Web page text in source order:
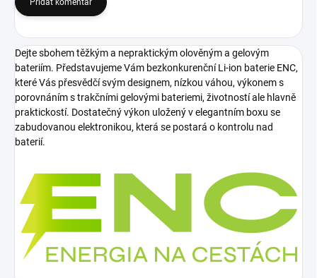
Přidat komentář
Dejte sbohem těžkým a nepraktickým olověným a gelovým
bateriím. Představujeme Vám bezkonkurenční Li-ion baterie ENC,
které Vás přesvědčí svým designem, nízkou váhou, výkonem s
porovnáním s trakčními gelovými bateriemi, životností ale hlavně
praktickostí. Dostatečný výkon uložený v elegantním boxu se
zabudovanou elektronikou, která se postará o kontrolu nad
baterií.